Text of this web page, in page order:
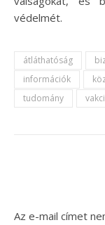
védelmét.
átláthatóság
információk
tudomány
Az e-mail címet